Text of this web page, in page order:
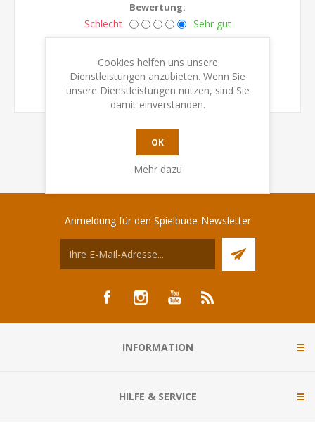
Bewertung:
Schlecht Sehr gut
BEWERTUNG ÜBERMITTELN
Anmeldung für den Spielbude-Newsletter
INFORMATION
HILFE & SERVICE
Cookies helfen uns unsere
Dienstleistungen anzubieten. Wenn Sie
unsere Dienstleistungen nutzen, sind Sie
damit einverstanden.
OK
Mehr dazu